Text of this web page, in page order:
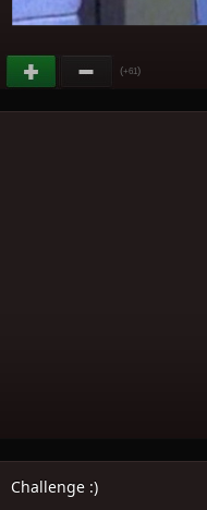
(+61)
Challenge :)